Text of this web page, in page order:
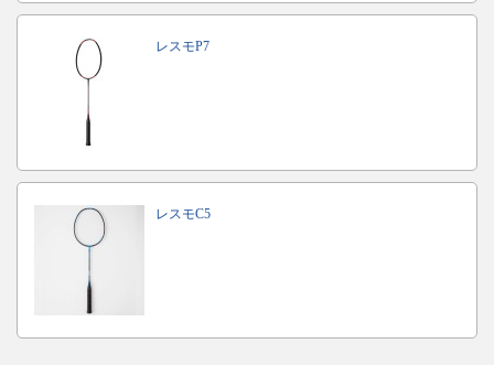
レスモP7
レスモC5